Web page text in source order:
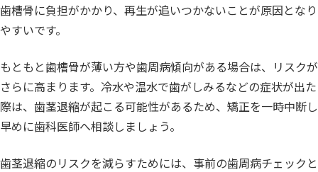
歯槽骨に負担がかかり、再生が追いつかないことが原因となり
やすいです。
もともと歯槽骨が薄い方や歯周病傾向がある場合は、リスクが
さらに高まります。冷水や温水で歯がしみるなどの症状が出た
際は、歯茎退縮が起こる可能性があるため、矯正を一時中断し
早めに歯科医師へ相談しましょう。
歯茎退縮のリスクを減らすためには、事前の歯周病チェックと